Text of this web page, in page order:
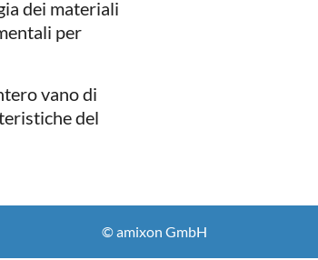
dei materiali
per
vano di
del
© amixon GmbH